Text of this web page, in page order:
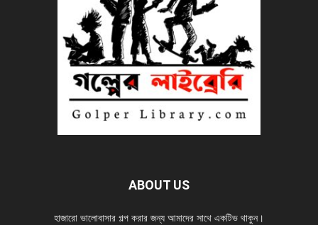
ABOUT US
হাজারো ভালোবাসার গল্প করার জন্য আমাদের সাথে একটিভ থাকুন।